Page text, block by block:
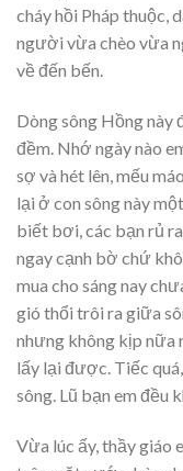
cháy hồi Pháp thuộc,
người vừa chèo vừa
về đến bến.
Dòng sông Hồng này
đềm. Nhớ ngày nào
sợ và hét lên, mếu
lại ở con sông này
biết bơi, các bạn rủ
ngay cạnh bờ chứ
mua cho sáng nay
gió thổi trôi ra giữa
nhưng không kịp nữa
lấy lại được. Tiếc
sông. Lũ bạn em đều
Vừa lúc ấy, thầy giáo